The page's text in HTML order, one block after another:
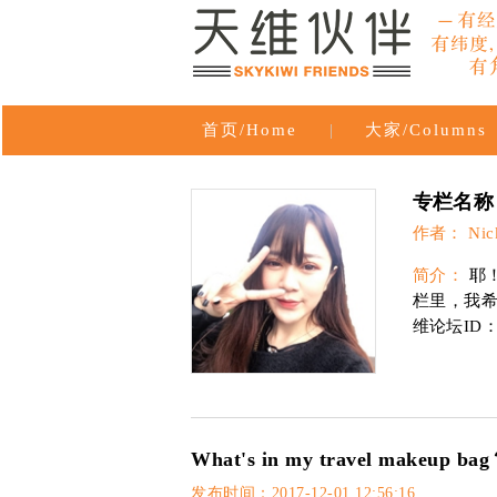
首页/Home | 大家/Columns
专栏名
作者：
简介：
耶
栏里，我
维论坛ID
What's in my travel makeup bag
发布时间：2017-12-01 12:56:16